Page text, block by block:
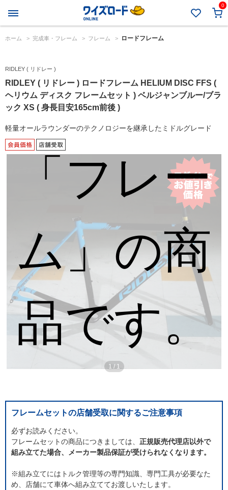
0
ホーム > 完成車・フレーム > フレーム > ロードフレーム
RIDLEY ( リドレー )
RIDLEY ( リドレー ) ロードフレーム HELIUM DISC FFS (
ヘリウム ディスク フレームセット ) ベルジャンブルー/ブラ
ック XS ( 身長目安165cm前後 )
軽量オールラウンダーのテクノロジーを継承したミドルグレード
ります。
こちらは
「フレー
ム」の商
品です。
1 / 1
フレームセットの店舗受取に関するご注意事項
必ずお読みください。
フレームセットの商品につきましては、 正規販売代理店以外で
組み立てた場合、メーカー製品保証が受けられなくなります。
※組み立てにはトルク管理等の専門知識、専門工具が必要なた
め、店舗にて車体へ組み立ててお渡しいたします。